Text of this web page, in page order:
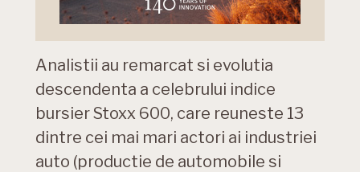
Analistii au remarcat si evolutia
descendenta a celebrului indice
bursier Stoxx 600, care reuneste 13
dintre cei mai mari actori ai industriei
auto (productie de automobile si